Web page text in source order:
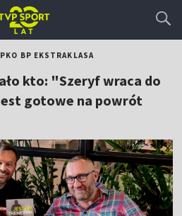
PKO BP EKSTRAKLASA
kto: "Szeryf wraca do
gotowe na powrót